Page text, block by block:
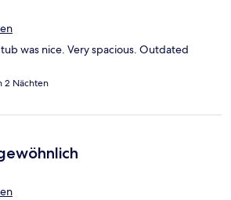
was nice. Very spacious. Outdated
2 Nächten